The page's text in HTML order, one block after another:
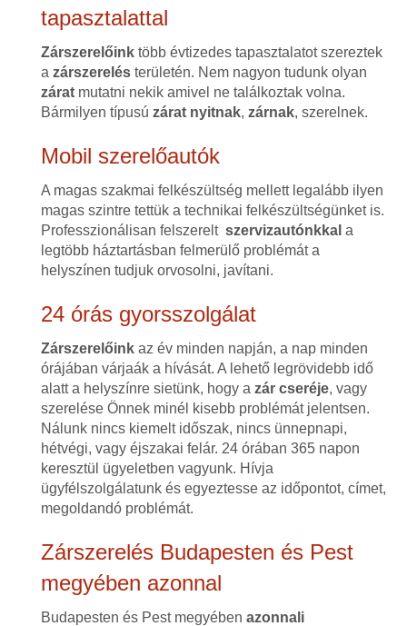
tapasztalattal
Zárszerelőinktöbb évtizedes tapasztalatot szereztek
a zárszerelésterületén. Nem nagyon tudunk olyan
záratmutatni nekik amivel ne találkoztak volna.
Bármilyen típusú zárat nyitnak, zárnak, szerelnek.
Mobil szerelőautók
A magas szakmai felkészültség mellett legalább ilyen
magas szintre tettük a technikai felkészültségünket is.
Professzionálisan felszerelt szervizautónkkal a
legtöbb háztartásban felmerülő problémát a
helyszínen tudjuk orvosolni, javítani.
24 órás gyorsszolgálat
Zárszerelőinkaz év minden napján, a nap minden
órájában várjaák a hívását. A lehető legrövidebb idő
alatt a helyszínre sietünk, hogy a zár cseréje, vagy
szerelése Önnek minél kisebb problémát jelentsen.
Nálunk nincs kiemelt időszak, nincs ünnepnapi,
hétvégi, vagy éjszakai felár. 24 órában 365 napon
keresztül ügyeletben vagyunk. Hívja
ügyfélszolgálatunk és egyeztesse az időpontot, címet,
megoldandó problémát.
Zárszerelés Budapesten és Pest
megyében azonnal
Budapesten és Pest megyében azonnali